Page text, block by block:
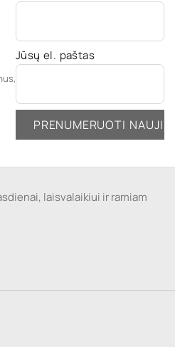
Jūsų el. paštas
laisvalaikiui ir ramiam